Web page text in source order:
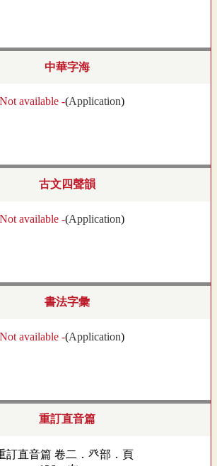
中華字海
available -(Application)
古文四聲韻
available -(Application)
書法字彙
available -(Application)
重訂直音篇